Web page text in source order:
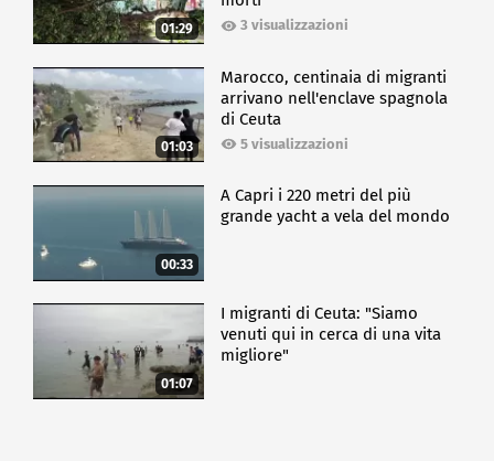
01:29 3 visualizzazioni
01:03
Marocco, centinaia di migranti
arrivano nell'enclave spagnola
di Ceuta
5 visualizzazioni
00:33
A Capri i 220 metri del più
grande yacht a vela del mondo
01:07
I migranti di Ceuta: "Siamo
venuti qui in cerca di una vita
migliore"